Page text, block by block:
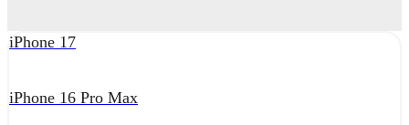
iPhone 17
iPhone 16 Pro Max